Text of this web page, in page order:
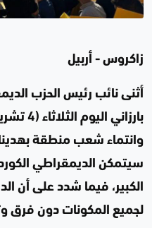
زاكروس - أربيل
أثنى نائب رئيس الحزب
وانتماء شعب منطقة
سيتمكن الديمقراطي
الكبير، فيما شدد على أن
لجميع المكونات دون فرق